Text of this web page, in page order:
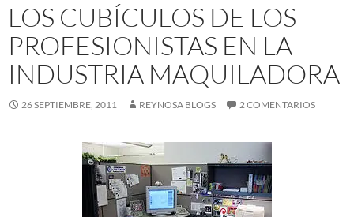
LOS CUBÍCULOS DE LOS
PROFESIONISTAS EN LA
INDUSTRIA MAQUILADORA
26 SEPTIEMBRE, 2011 REYNOSA BLOGS 2 COMENTARIOS